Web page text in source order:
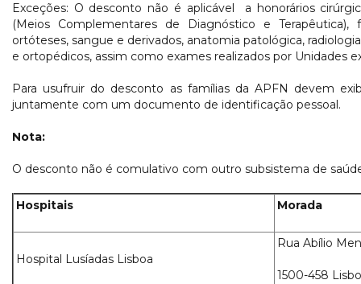
Exceções: O desconto não é aplicável a honorários
(Meios Complementares de Diagnóstico e Terapêutica),
ortóteses, sangue e derivados, anatomia patológica,
e ortopédicos, assim como exames realizados por Unidades
Para usufruir do desconto as famílias da APFN devem
juntamente com um documento de identificação pessoal.
Nota:
O desconto não é comulativo com outro subsistema de
Hospitais Morada
Hospital Lusíadas Lisboa
Rua Abílio
1500-458